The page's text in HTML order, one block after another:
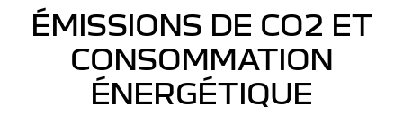
ÉMISSIONS DE CO2 ET
CONSOMMATION
ÉNERGÉTIQUE